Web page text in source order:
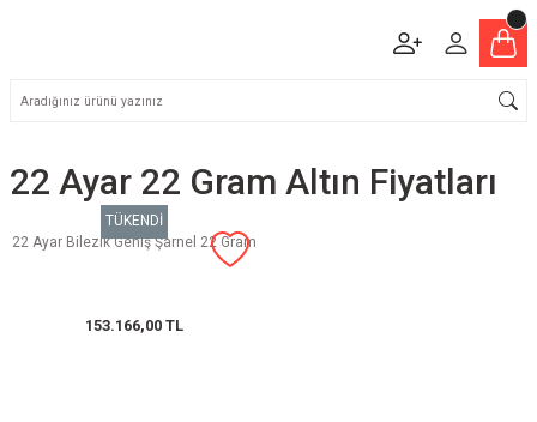
22 Ayar 22 Gram Altın Fiyatları
TÜKENDİ
22 Ayar Bilezik Geniş Şarnel 22 Gram
153.166,00 TL